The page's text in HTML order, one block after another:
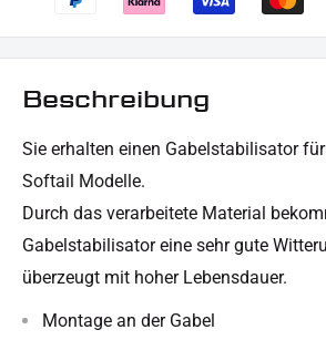
Beschreibung
Sie erhalten einen Gabelstabilisator
Softail Modelle.
Durch das verarbeitete Material
Gabelstabilisator eine sehr gute
überzeugt mit hoher Lebensdauer.
Montage an der Gabel